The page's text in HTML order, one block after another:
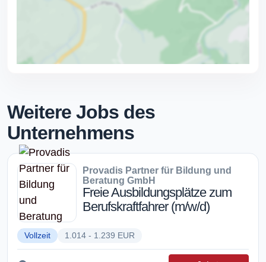
Weitere Jobs des
Unternehmens
Provadis Partner für Bildung und
Beratung GmbH
Freie Ausbildungsplätze zum
Berufskraftfahrer (m/w/d)
Vollzeit 1.014 - 1.239 EUR